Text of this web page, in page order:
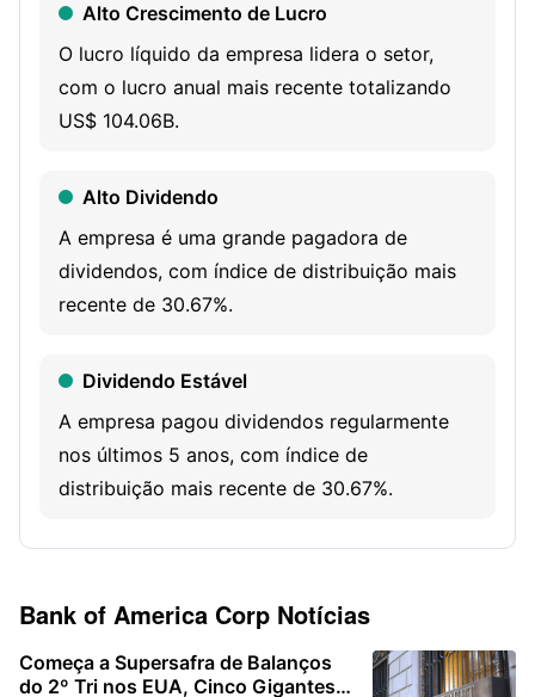
which provides comprehensive wealth management
solutions. Global Banking segment provides a range of
lending-related products and services, integrated working
underwriting and advisory services. Global Markets
segment offers sales and trading services and research
services to institutional clients across fixed-income, credit,
currency, commodity, and equity businesses.
Alto Crescimento de Lucro
O lucro líquido da empresa lidera o setor,
com o lucro anual mais recente totalizando
US$ 104.06B.
Alto Dividendo
A empresa é uma grande pagadora de
dividendos, com índice de distribuição mais
recente de 30.67%.
Dividendo Estável
A empresa pagou dividendos regularmente
nos últimos 5 anos, com índice de
distribuição mais recente de 30.67%.
O PB mais recente da empresa é 1.63, em
Bank of America Corp Notícias
Começa a Supersafra de Balanços
do 2º Tri nos EUA, Cinco Gigantes